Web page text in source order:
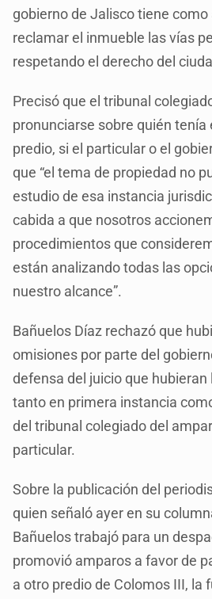
gobierno de Jalisco tiene
reclamar el inmueble las vías
respetando el derecho del
Precisó que el tribunal
pronunciarse sobre quién tenía
predio, si el particular o el
que “el tema de propiedad no
estudio de esa instancia
cabida a que nosotros
procedimientos que
están analizando todas las
nuestro alcance”.
Bañuelos Díaz rechazó que
omisiones por parte del
defensa del juicio que hubieran
tanto en primera instancia
del tribunal colegiado del
particular.
Sobre la publicación del
quien señaló ayer en su
Bañuelos trabajó para un
promovió amparos a favor de
a otro predio de Colomos III, la